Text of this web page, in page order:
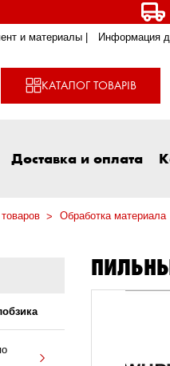
и материалы | Информация
КАТАЛОГ ТОВАРІВ
Доставка и оплата
Обработка материала